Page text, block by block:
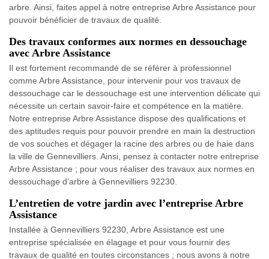
arbre. Ainsi, faites appel à notre entreprise Arbre Assistance pour
pouvoir bénéficier de travaux de qualité.
Des travaux conformes aux normes en dessouchage
avec Arbre Assistance
Il est fortement recommandé de se référer à professionnel
comme Arbre Assistance, pour intervenir pour vos travaux de
dessouchage car le dessouchage est une intervention délicate qui
nécessite un certain savoir-faire et compétence en la matière.
Notre entreprise Arbre Assistance dispose des qualifications et
des aptitudes requis pour pouvoir prendre en main la destruction
de vos souches et dégager la racine des arbres ou de haie dans
la ville de Gennevilliers. Ainsi, pensez à contacter notre entreprise
Arbre Assistance ; pour vous réaliser des travaux aux normes en
dessouchage d’arbre à Gennevilliers 92230.
L’entretien de votre jardin avec l’entreprise Arbre
Assistance
Installée à Gennevilliers 92230, Arbre Assistance est une
entreprise spécialisée en élagage et pour vous fournir des
travaux de qualité en toutes circonstances ; nous avons à notre